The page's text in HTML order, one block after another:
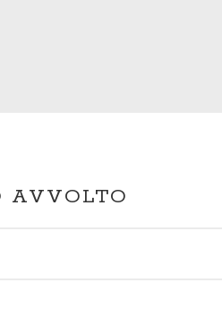
AVVOLTO